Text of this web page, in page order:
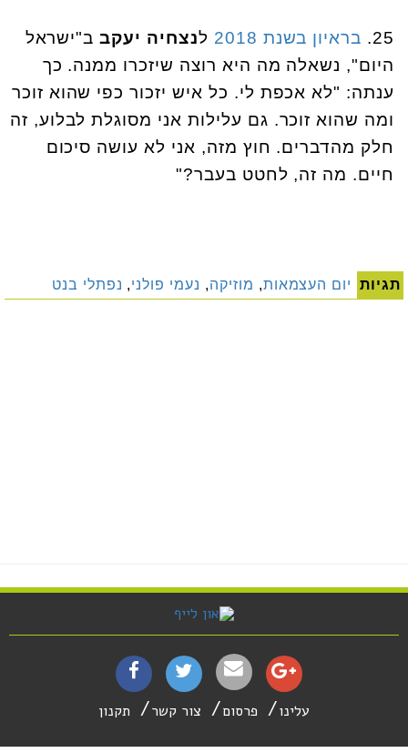
25. בראיון בשנת 2018 לנצחיה יעקבב"ישראל
היום", נשאלה מה היא רוצה שיזכרו ממנה. כך
ענתה: "לא אכפת לי. כל איש יזכור כפי שהוא זוכר
ומה שהוא זוכר. גם עלילות אני מסוגלת לבלוע, זה
חלק מהדברים. חוץ מזה, אני לא עושה סיכום
חיים. מה זה, לחטט בעבר?"
תגיות יום העצמאות, מוזיקה, נעמי פולני, נפתלי בנט
עלינו פרסום צור קשר תקנון